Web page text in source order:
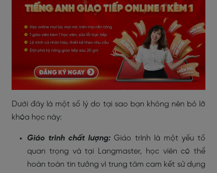
Dưới đây là một số lý do tại sao bạn không nên bỏ lỡ
khóa học này:
Giáo trình chất lượng: Giáo trình là một yếu tố
quan trọng và tại Langmaster, học viên có thể
hoàn toàn tin tưởng vì trung tâm cam kết sử dụng